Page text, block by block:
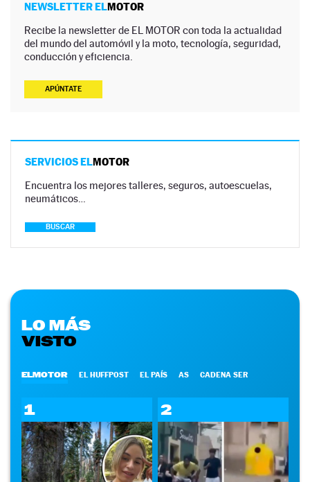
NEWSLETTER ELMOTOR
Recibe la newsletter de EL MOTOR con toda la actualidad
del mundo del automóvil y la moto, tecnología, seguridad,
conducción y eficiencia.
APÚNTATE
SERVICIOS ELMOTOR
Encuentra los mejores talleres, seguros, autoescuelas,
neumáticos…
BUSCAR
LO MÁS
VISTO
ELMOTOR EL HUFFPOST EL PAÍS AS CADENA SER
1 2